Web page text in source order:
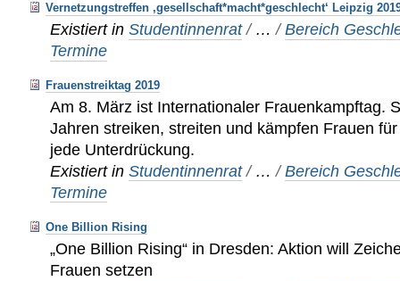
Vernetzungstreffen ‚gesellschaft*macht*geschlecht‘ Leipzig
Existiert in Studentinnenrat / …/Bereich
Termine
Frauenstreiktag 2019
Am 8. März ist Internationaler Frauenkampftag.
Jahren streiken, streiten und kämpfen Frauen
jede Unterdrückung.
Existiert in Studentinnenrat / …/Bereich
Termine
One Billion Rising
„One Billion Rising“ in Dresden: Aktion will
Frauen setzen